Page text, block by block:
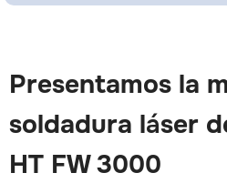
Presentamos la
soldadura láser
HT FW 3000